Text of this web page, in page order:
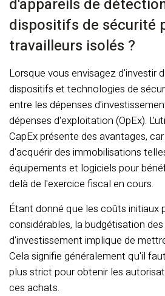
d'appareils de
dispositifs de sécurité
travailleurs isolés ?
Lorsque vous envisagez d'investir
dispositifs et technologies de
entre les dépenses
dépenses d'exploitation (OpEx).
CapEx présente des avantages,
d'acquérir des immobilisations
équipements et logiciels pour
delà de l'exercice fiscal en cours.
Étant donné que les coûts initiaux
considérables, la budgétisation
d'investissement implique de
Cela signifie généralement qu'il
plus strict pour obtenir les
ces achats.